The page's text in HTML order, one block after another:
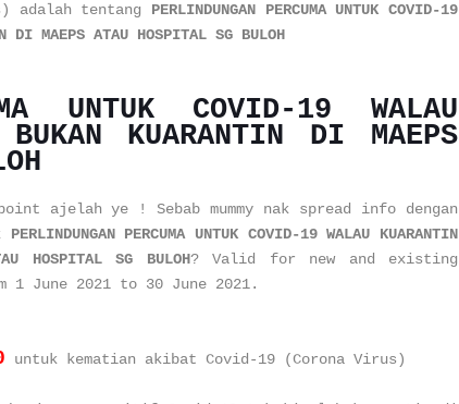
adalah tentang PERLINDUNGAN PERCUMA UNTUK COVID-19
DI MAEPS ATAU HOSPITAL SG BULOH
UNTUK COVID-19 WALAU
KUARANTIN DI MAEPS
ajelah ye ! Sebab mummy nak spread info dengan
PERLINDUNGAN PERCUMA UNTUK COVID-19 WALAU KUARANTIN
HOSPITAL SG BULOH? Valid for new and existing
June 2021 to 30 June 2021.
untuk kematian akibat Covid-19 (Corona Virus)